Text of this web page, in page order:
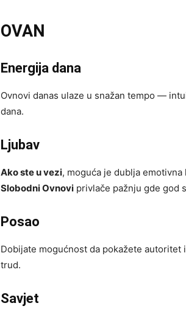
OVAN
Energija dana
Ovnovi danas ulaze u snažan tempo —
dana.
Ljubav
Ako ste u vezi, moguća je dublja emotivna
Slobodni Ovnovi privlače pažnju gde god
Posao
Dobijate mogućnost da pokažete
trud.
Savjet